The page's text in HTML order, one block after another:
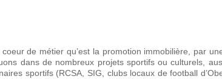
de métier qu’est la promotion immobilière, par
dans de nombreux projets sportifs ou culturels,
sportifs (RCSA, SIG, clubs locaux de football